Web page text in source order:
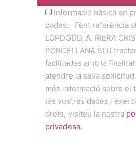
Informació bàsica en
dades.- Fent referència
LOPDGDD, A. RIERA
PORCELLANA SLU
facilitades amb la
atendre la seva
més informació sobre el
les vostres dades i
drets, visiteu la nostra
privadesa.